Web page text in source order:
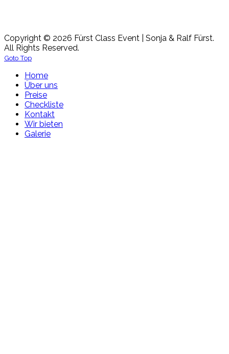
Copyright © 2026 Fürst Class Event | Sonja & Ralf Fürst.
All Rights Reserved.
Goto Top
Home
Über uns
Preise
Checkliste
Kontakt
Wir bieten
Galerie